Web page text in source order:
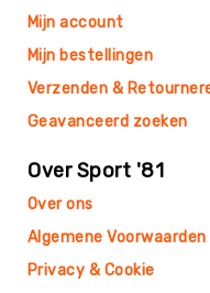
Tchoukbal
Ballen
Mijn account
Mijn bestellingen
Verzenden &
Geavanceerd zoeken
Over Sport '81
Over ons
Algemene Voorwaarden
Privacy & Cookie